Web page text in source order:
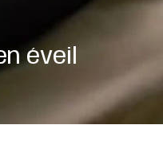
éveil